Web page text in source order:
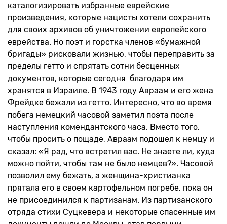
каталогизировать избранные еврейские
произведения, которые нацисты хотели сохранить
для своих архивов об уничтожении европейского
еврейства. Но поэт и горстка членов «бумажной
бригады» рисковали жизнью, чтобы переправить за
пределы гетто и спрятать сотни бесценных
документов, которые сегодня благодаря им
хранятся в Израиле. В 1943 году Авраам и его жена
Фрейдке бежали из гетто. Интересно, что во время
побега немецкий часовой заметил поэта после
наступления комендантского часа. Вместо того,
чтобы просить о пощаде, Авраам подошел к немцу и
сказал: «Я рад, что встретил вас. Не знаете ли, куда
можно пойти, чтобы там не было немцев?». Часовой
позволил ему бежать, а женщина-христианка
прятала его в своем картофельном погребе, пока он
не присоединился к партизанам. Из партизанского
отряда стихи Суцкевера и некоторые спасенные им